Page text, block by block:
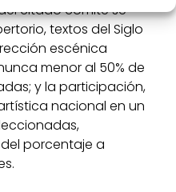
citado comité se
textos del Siglo
escénica
menor al 50% de
y la participación,
nacional en un
porcentaje a